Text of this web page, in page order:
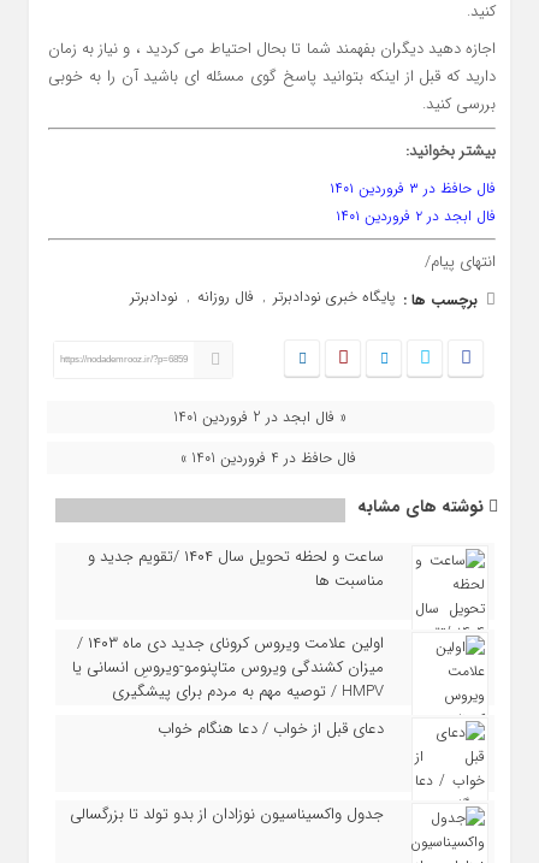
کنید.
اجازه دهید دیگران بفهمند شما تا بحال احتیاط می کردید ، و نیاز به زمان
دارید که قبل از اینکه بتوانید پاسخ گوی مسئله ای باشید آن را به خوبی
بررسی کنید.
بیشتر بخوانید:
فال حافظ در ۳ فروردین ۱۴۰۱
فال ابجد در ۲ فروردین ۱۴۰۱
انتهای پیام/
برچسب ها : پایگاه خبری نودادبرتر , فال روزانه , نودادبرتر
https://nodademrooz.ir/?p=6859
« فال ابجد در 2 فروردین 1401
فال حافظ در 4 فروردین 1401 »
نوشته های مشابه
ساعت و لحظه تحویل سال ۱۴۰۴ /تقویم جدید و
مناسبت ها
اولین علامت ویروس کرونای جدید دی ماه ۱۴۰۳ /
میزان کشندگی ویروس متاپنومو-ویروسِ انسانی یا
HMPV / توصیه مهم به مردم برای پیشگیری
دعای قبل از خواب / دعا هنگام خواب
جدول واکسیناسیون نوزادان از بدو تولد تا بزرگسالی